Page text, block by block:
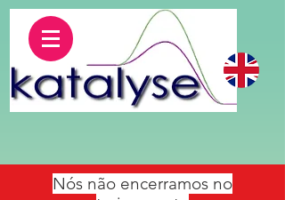
Nós não encerramos no